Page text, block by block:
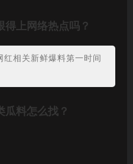
得上网络热点吗？
相关新鲜爆料第一时间
瓜料怎么找？